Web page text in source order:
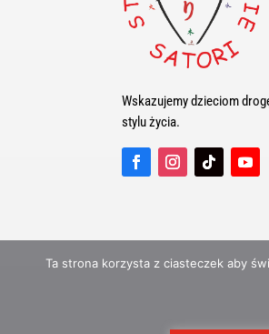
Wskazujemy dzieciom
stylu życia.
Ta strona korzysta z ciasteczek aby